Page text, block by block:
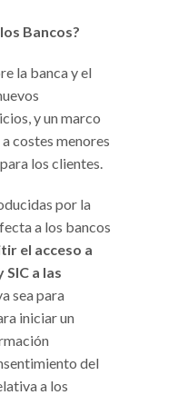
Bancos?
la banca y el
y un marco
costes menores
los clientes.
por la
a los bancos
el acceso a
a las
sea para
iniciar un
del
a los